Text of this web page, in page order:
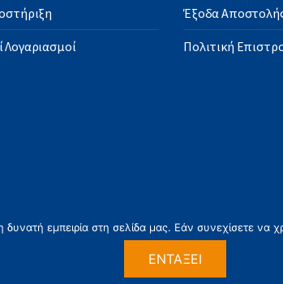
Λογαριασμοί
Έξοδα
Πολιτική
εμπειρία στη σελίδα μας. Εάν συνεχίσετε να
ΕΝΤΆΞΕΙ